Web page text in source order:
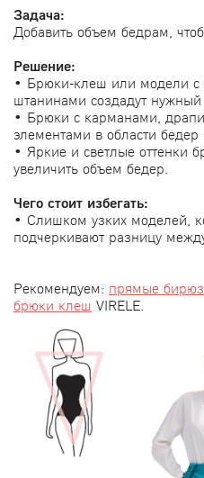
Задача:
Добавить объем бедрам,
Решение:
• Брюки-клеш или модели с
штанинами создадут
• Брюки с карманами,
элементами в области
• Яркие и светлые оттенки
увеличить объем бедер.
Чего стоит избегать:
• Слишком узких моделей,
подчеркивают разницу
Рекомендуем: прямые
брюки клеш VIRELE.